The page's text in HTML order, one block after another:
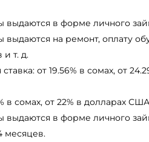
выдаются в форме личного
на ремонт, оплату
т. д.
от 19.56% в сомах, от
в сомах, от 22% в долларах
выдаются в форме личного
месяцев.